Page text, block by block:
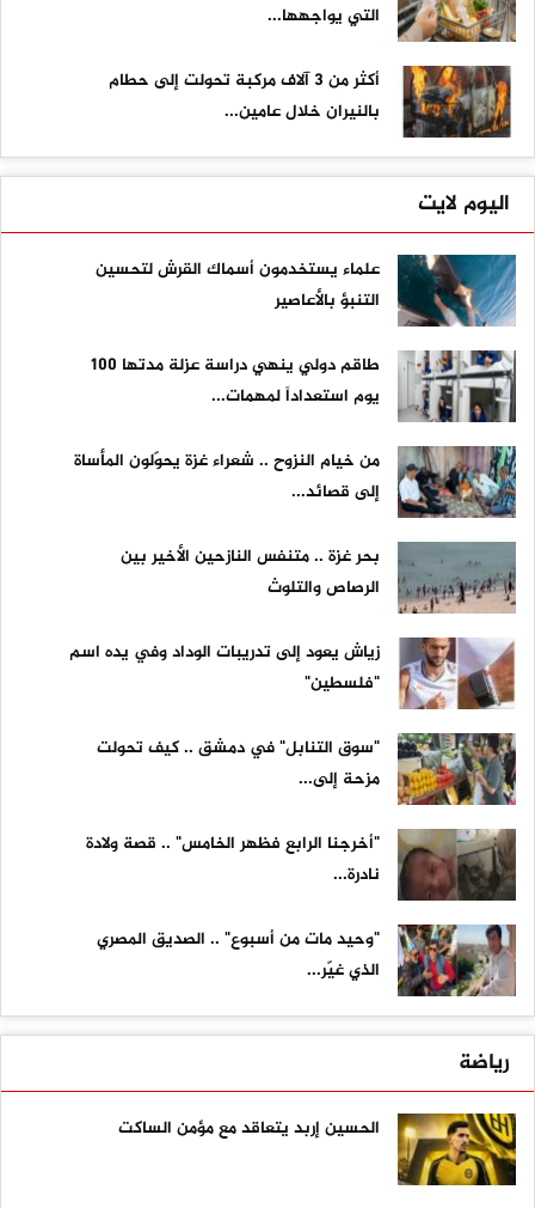
التي يواجهها...
أكثر من 3 آلاف مركبة تحولت إلى حطام
بالنيران خلال عامين...
اليوم لايت
علماء يستخدمون أسماك القرش لتحسين
التنبؤ بالأعاصير
طاقم دولي ينهي دراسة عزلة مدتها 100
يوم استعداداً لمهمات...
من خيام النزوح .. شعراء غزة يحوّلون المأساة
إلى قصائد...
بحر غزة .. متنفس النازحين الأخير بين
الرصاص والتلوث
زياش يعود إلى تدريبات الوداد وفي يده اسم
"فلسطين"
"سوق التنابل" في دمشق .. كيف تحولت
مزحة إلى...
"أخرجنا الرابع فظهر الخامس" .. قصة ولادة
نادرة...
"وحيد مات من أسبوع" .. الصديق المصري
الذي غيّر...
رياضة
الحسين إربد يتعاقد مع مؤمن الساكت